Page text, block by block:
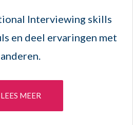
Interviewing skills
en deel ervaringen met
anderen.
LEES MEER